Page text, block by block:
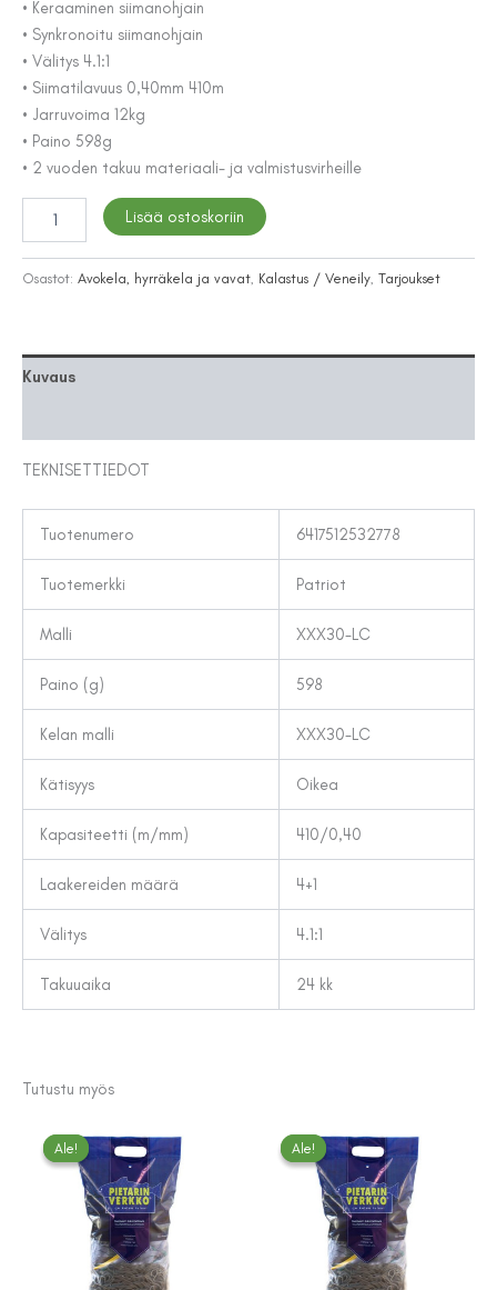
• Keraaminen siimanohjain
• Synkronoitu siimanohjain
• Välitys 4.1:1
• Siimatilavuus 0,40mm 410m
• Jarruvoima 12kg
• Paino 598g
• 2 vuoden takuu materiaali- ja valmistusvirheille
Line
määrä
Lisää ostoskoriin
Osastot: Avokela, hyrräkela ja vavat Kalastus / Veneily Tarjoukset
Kuvaus
TEKNISETTIEDOT
Tuotenumero 6417512532778
Tuotemerkki Patriot
Malli XXX30-LC
Paino (g) 598
Kelan malli XXX30-LC
Kätisyys Oikea
Kapasiteetti (m/mm) 410/0,40
Laakereiden määrä 4+1
Välitys 4.1:1
Takuuaika 24 kk
Tutustu myös
Ale!
Ale! Ale!
Ale!